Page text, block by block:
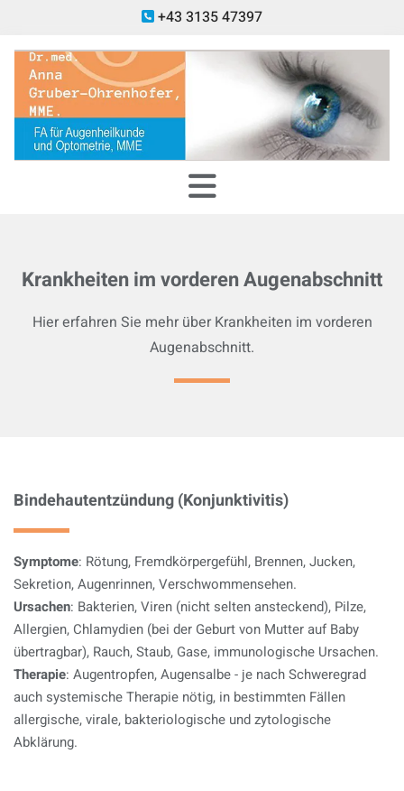
 +43 3135 47397
Krankheiten im vorderen Augenabschnitt
Hier erfahren Sie mehr über Krankheiten im vorderen
Augenabschnitt.
Bindehautentzündung (Konjunktivitis)
Symptome: Rötung, Fremdkörpergefühl, Brennen, Jucken,
Sekretion, Augenrinnen, Verschwommensehen.
Ursachen: Bakterien, Viren (nicht selten ansteckend), Pilze,
Allergien, Chlamydien (bei der Geburt von Mutter auf Baby
übertragbar), Rauch, Staub, Gase, immunologische Ursachen.
Therapie: Augentropfen, Augensalbe - je nach Schweregrad
auch systemische Therapie nötig, in bestimmten Fällen
allergische, virale, bakteriologische und zytologische
Abklärung.